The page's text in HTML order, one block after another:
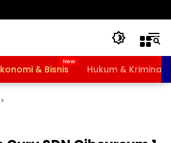
& Bisnis Hukum & Kriminal